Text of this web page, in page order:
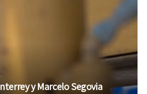
y Marcelo Segovia